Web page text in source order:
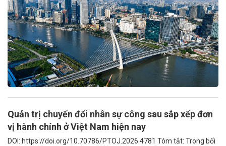
Quản trị chuyển đổi nhân sự công sau sắp xếp đơn
vị hành chính ở Việt Nam hiện nay
DOI: https://doi.org/10.70786/PTOJ.2026.4781 Tóm tắt: Trong bối